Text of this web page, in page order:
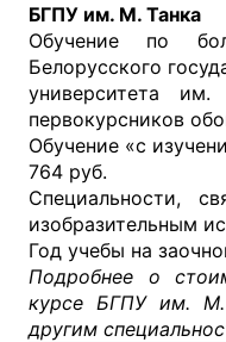
БГПУ им. М. Танка
Обучение по
Белорусского
университета
первокурсников
Обучение «с
764 руб.
Специальности,
изобразительным
Год учебы на
Подробнее о
курсе БГПУ им. М.
другим